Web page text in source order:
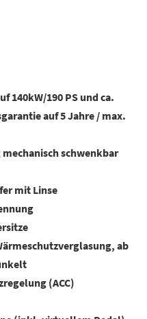
140kW/190 PS und ca.
auf 5 Jahre / max.
schwenkbar
mit Linse
ab
(ACC)